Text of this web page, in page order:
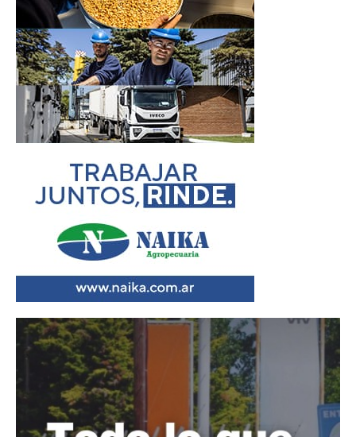
Reproductor
de
vídeo